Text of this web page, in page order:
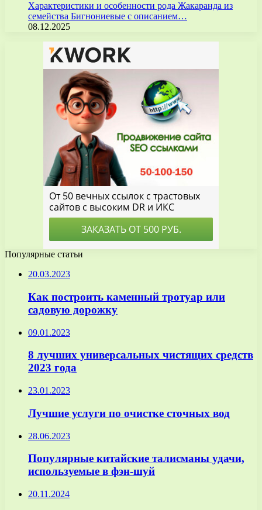
Характеристики и особенности рода Жакаранда из
семейства Бигнониевые с описанием…
08.12.2025
Популярные статьи
20.03.2023
Как построить каменный тротуар или
садовую дорожку
09.01.2023
8 лучших универсальных чистящих средств
2023 года
23.01.2023
Лучшие услуги по очистке сточных вод
28.06.2023
Популярные китайские талисманы удачи,
используемые в фэн-шуй
20.11.2024